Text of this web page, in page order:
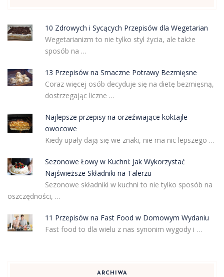
10 Zdrowych i Sycących Przepisów dla Wegetarian
Wegetarianizm to nie tylko styl życia, ale także
sposób na …
13 Przepisów na Smaczne Potrawy Bezmięsne
Coraz więcej osób decyduje się na dietę bezmięsną,
dostrzegając liczne …
Najlepsze przepisy na orzeźwiające koktajle
owocowe
Kiedy upały dają się we znaki, nie ma nic lepszego …
Sezonowe Łowy w Kuchni: Jak Wykorzystać
Najświeższe Składniki na Talerzu
Sezonowe składniki w kuchni to nie tylko sposób na
oszczędności, …
11 Przepisów na Fast Food w Domowym Wydaniu
Fast food to dla wielu z nas synonim wygody i …
ARCHIWA